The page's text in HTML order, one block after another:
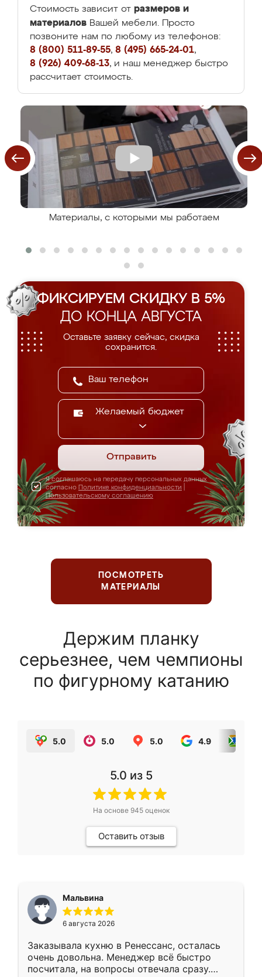
Стоимость зависит от размеров и
материалов Вашей мебели. Просто
позвоните нам по любому из телефонов:
8 (800) 511-89-55, 8 (495) 665-24-01,
8 (926) 409-68-13, и наш менеджер быстро
рассчитает стоимость.
Материалы, с которыми мы работаем
ФИКСИРУЕМ СКИДКУ В 5%
ДО КОНЦА АВГУСТА
Оставьте заявку сейчас, скидка
сохранится.
Желаемый бюджет
Отправить
Я соглашаюсь на передачу персональных данных
согласно Политике конфиденциальности
Пользовательскому соглашению
ПОСМОТРЕТЬ
МАТЕРИАЛЫ
Держим планку
серьезнее, чем чемпионы
по фигурному катанию
5.0 5.0 5.0 4.9
5.0 из 5
На основе 945оценок
Оставить отзыв
Мальвина
6 августа 2026
Заказывала кухню в Ренессанс, осталась
очень довольна. Менеджер всё быстро
посчитала, на вопросы отвечала сразу.